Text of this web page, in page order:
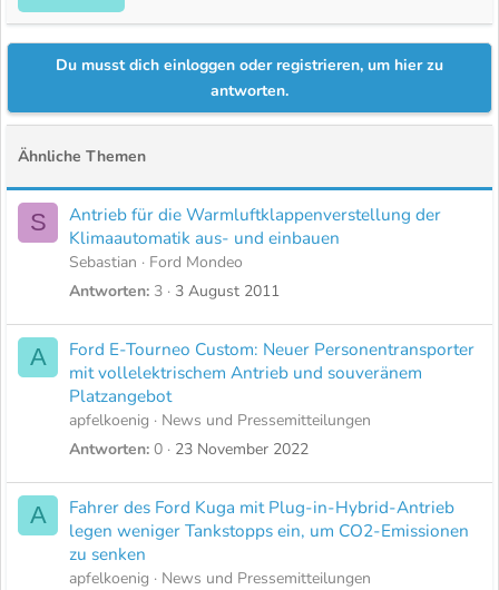
r
i
b
v
o
n
Du musst dich einloggen oder registrieren, um hier zu
antworten.
Ähnliche Themen
S
Antrieb für die Warmluftklappenverstellung der
Klimaautomatik aus- und einbauen
Sebastian
Ford Mondeo
Antworten 3 3 August 2011
A
Ford E-Tourneo Custom: Neuer Personentransporter
mit vollelektrischem Antrieb und souveränem
Platzangebot
apfelkoenig
News und Pressemitteilungen
Antworten 0 23 November 2022
A
Fahrer des Ford Kuga mit Plug-in-Hybrid-Antrieb
legen weniger Tankstopps ein, um CO2-Emissionen
zu senken
apfelkoenig
News und Pressemitteilungen